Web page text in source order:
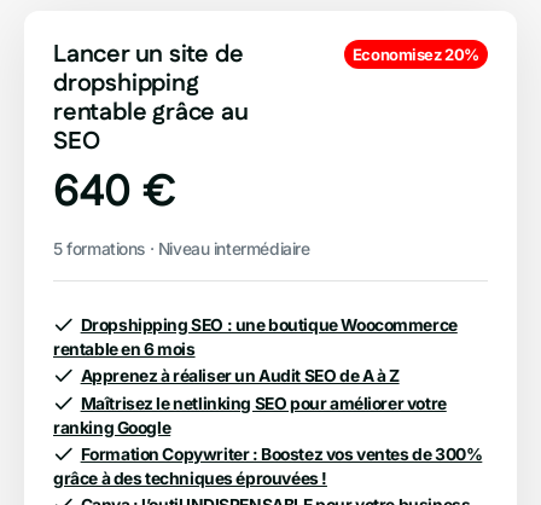
Economisez 20%
Lancer un site de
dropshipping
rentable grâce au
SEO
640 €
5 formations · Niveau intermédiaire
Dropshipping SEO : une boutique Woocommerce
rentable en 6 mois
Apprenez à réaliser un Audit SEO de A à Z
Maîtrisez le netlinking SEO pour améliorer votre
ranking Google
Formation Copywriter : Boostez vos ventes de 300%
grâce à des techniques éprouvées !